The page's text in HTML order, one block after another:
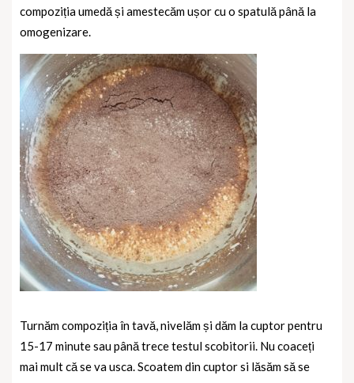
compoziția umedă și amestecăm ușor cu o spatulă până la
omogenizare.
Turnăm compoziția în tavă, nivelăm și dăm la cuptor pentru
15-17 minute sau până trece testul scobitorii. Nu coaceți
mai mult că se va usca. Scoatem din cuptor si lăsăm să se